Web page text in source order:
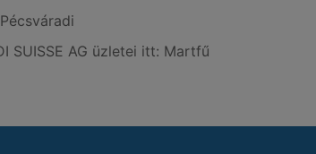
SUISSE AG üzletei itt: Martfű